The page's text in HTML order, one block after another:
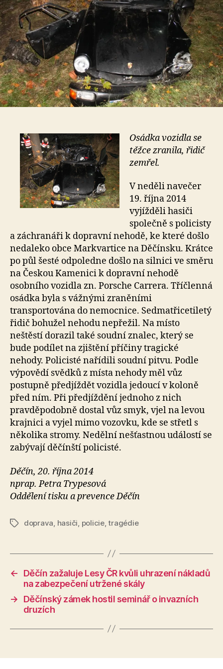
Osádka vozidla se
těžce zranila, řidič
zemřel.
V neděli navečer
19. října 2014
vyjížděli hasiči
společně s policisty
a záchranáři k dopravní nehodě, ke které došlo
nedaleko obce Markvartice na Děčínsku. Krátce
po půl šesté odpoledne došlo na silnici ve směru
na Českou Kamenici k dopravní nehodě
osobního vozidla zn. Porsche Carrera. Tříčlenná
osádka byla s vážnými zraněními
transportována do nemocnice. Sedmatřicetiletý
řidič bohužel nehodu nepřežil. Na místo
neštěstí dorazil také soudní znalec, který se
bude podílet na zjištění příčiny tragické
nehody. Policisté nařídili soudní pitvu. Podle
výpovědí svědků z místa nehody měl vůz
postupně předjíždět vozidla jedoucí v koloně
před ním. Při předjíždění jednoho z nich
pravděpodobně dostal vůz smyk, vjel na levou
krajnici a vyjel mimo vozovku, kde se střetl s
několika stromy. Nedělní nešťastnou událostí se
zabývají děčínští policisté.
Děčín, 20. října 2014
nprap. Petra Trypesová
Oddělení tisku a prevence Děčín
Štítkydoprava hasiči policie,tragédie
←
Děčín zažaluje Lesy ČR kvůli uhrazení nákladů
na zabezpečení utržené skály
→
Děčínský zámek hostil seminář o invazních
druzích